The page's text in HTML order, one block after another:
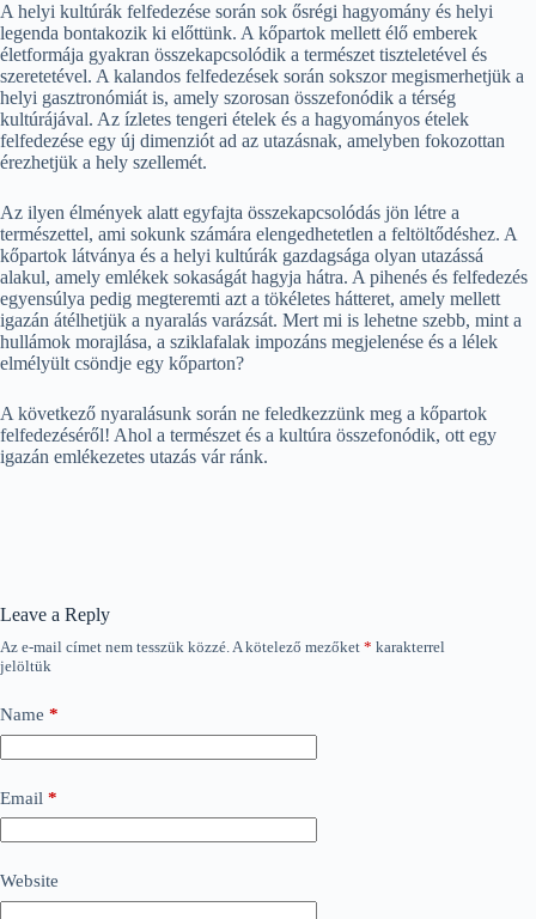
A helyi kultúrák felfedezése során sok ősrégi hagyomány és helyi
legenda bontakozik ki előttünk. A kőpartok mellett élő emberek
életformája gyakran összekapcsolódik a természet tiszteletével és
szeretetével. A kalandos felfedezések során sokszor megismerhetjük a
helyi gasztronómiát is, amely szorosan összefonódik a térség
kultúrájával. Az ízletes tengeri ételek és a hagyományos ételek
felfedezése egy új dimenziót ad az utazásnak, amelyben fokozottan
érezhetjük a hely szellemét.
Az ilyen élmények alatt egyfajta összekapcsolódás jön létre a
természettel, ami sokunk számára elengedhetetlen a feltöltődéshez. A
kőpartok látványa és a helyi kultúrák gazdagsága olyan utazássá
alakul, amely emlékek sokaságát hagyja hátra. A pihenés és felfedezés
egyensúlya pedig megteremti azt a tökéletes hátteret, amely mellett
igazán átélhetjük a nyaralás varázsát. Mert mi is lehetne szebb, mint a
hullámok morajlása, a sziklafalak impozáns megjelenése és a lélek
elmélyült csöndje egy kőparton?
A következő nyaralásunk során ne feledkezzünk meg a kőpartok
felfedezéséről! Ahol a természet és a kultúra összefonódik, ott egy
igazán emlékezetes utazás vár ránk.
Leave a Reply
Az e-mail címet nem tesszük közzé.A kötelező mezőket * karakterrel
jelöltük
Name *
Email *
Website